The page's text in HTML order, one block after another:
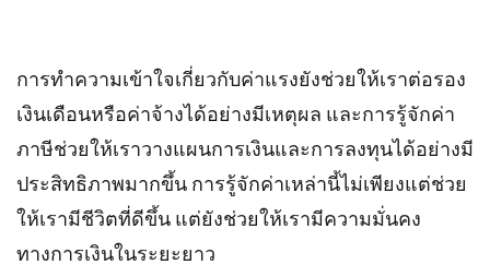
การทำความเข้าใจเกี่ยวกับค่าแรงยังช่วยให้เราต่อรอง
เงินเดือนหรือค่าจ้างได้อย่างมีเหตุผล และการรู้จักค่า
ภาษีช่วยให้เราวางแผนการเงินและการลงทุนได้อย่างมี
ประสิทธิภาพมากขึ้น การรู้จักค่าเหล่านี้ไม่เพียงแต่ช่วย
ให้เรามีชีวิตที่ดีขึ้น แต่ยังช่วยให้เรามีความมั่นคง
ทางการเงินในระยะยาว